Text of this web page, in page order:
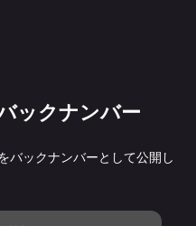
ックナンバー
バックナンバーとして公開し